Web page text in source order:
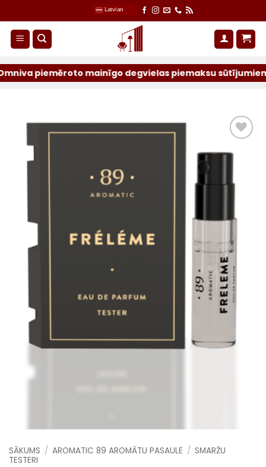
to
content
Latvian
piemēroto mainīgo degvielas piemaksu sūtījumiem
SĀKUMS / AROMATIC 89 AROMĀTU PASAULE / SMARŽU
TESTERI